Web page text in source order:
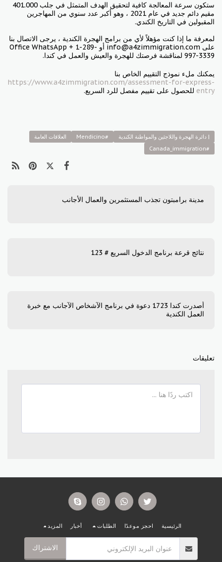
ستكون سرعة المعالجة كافية لتحقيق الهدف المتمثل في جلب 401.000
مقيم دائم جديد في عام 2021 ، وهو أكبر عدد سنوي من المهاجرين
المقبولين في التاريخ الكندي.
لمعرفة ما إذا كنت مؤهلاً لأي من برامج الهجرة الكندية ، يرجى الاتصال بنا
على info@a4zimmigration.com أو Office WhatsApp + 1-289-
997-3339 لمناقشة فرصتك للهجرة والعيش والعمل في كندا.
يمكنك ملء نموذج التقييم الخاص بنا
https://www.a4zimmigration.com/assessment-for-express-
entry للحصول على تقييم مفصل للرد السريع.
| دائرة الهجرة واللاجئين والمواطنة الكندية #Mendicino
العلاقات العامة
#Canada_immigration
مدينة برامبتون تجذب المستثمرين والعمال الأجانب
نتائج قرعة برنامج الدخول السريع # 123
أصدرت كندا 1723 دعوة في برنامج الآشخاص الآجانب مع خبرة
العمل الكندية
تعليقات
الرئيسية احجز موعدًا الطلبات أخبار المزيد
الاشتراك